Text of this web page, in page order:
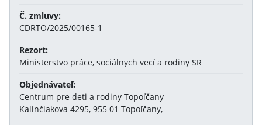
Č. zmluvy:
CDRTO/2025/00165-1
Rezort:
Ministerstvo práce, sociálnych vecí a rodiny SR
Objednávateľ:
Centrum pre deti a rodiny Topoľčany
Kalinčiakova 4295, 955 01 Topoľčany,